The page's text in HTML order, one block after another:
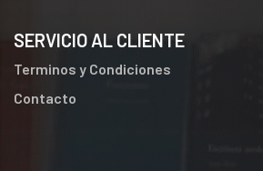
SERVICIO AL CLIENTE
Terminos y Condiciones
Contacto